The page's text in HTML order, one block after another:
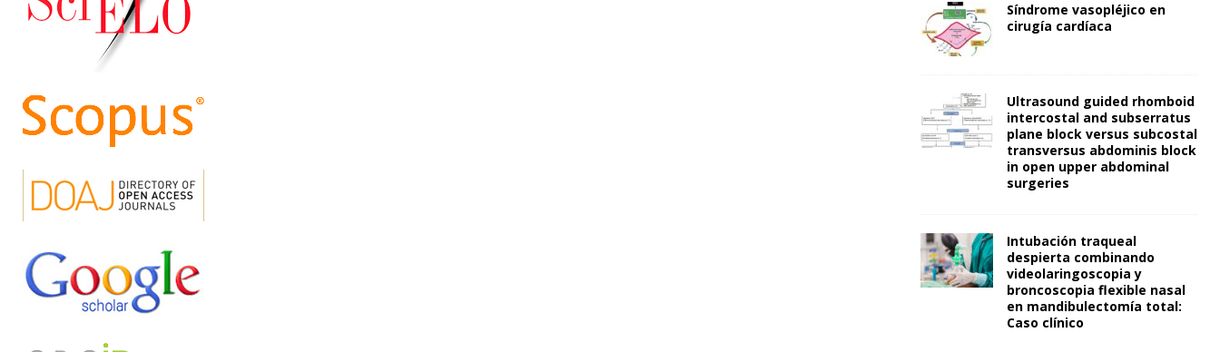
Síndrome vasopléjico en
cirugía cardíaca
Ultrasound guided rhomboid
intercostal and subserratus
plane block versus subcostal
transversus abdominis block
in open upper abdominal
surgeries
Intubación traqueal
despierta combinando
videolaringoscopia y
broncoscopia flexible nasal
en mandibulectomía total:
Caso clínico